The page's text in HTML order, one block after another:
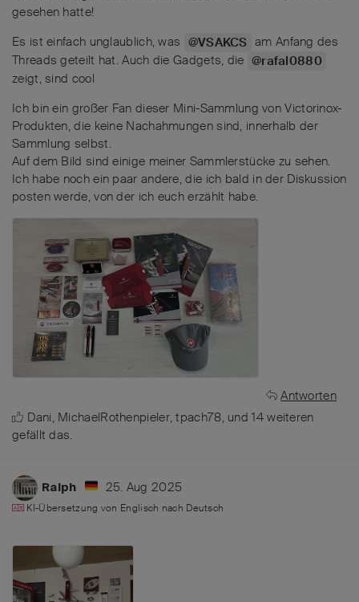
gesehen hatte!
Es ist einfach unglaublich, was @VSAKCS am Anfang des
Threads geteilt hat. Auch die Gadgets, die @rafal0880
zeigt, sind cool
Ich bin ein großer Fan dieser Mini-Sammlung von Victorinox-
Produkten, die keine Nachahmungen sind, innerhalb der
Sammlung selbst.
Auf dem Bild sind einige meiner Sammlerstücke zu sehen.
Ich habe noch ein paar andere, die ich bald in der Diskussion
posten werde, von der ich euch erzählt habe.
Antworten
Dani, MichaelRothenpieler,tpach78, und14weiteren
gefällt das.
Ralph 25. Aug 2025
KI-Übersetzung von Englisch nach Deutsch